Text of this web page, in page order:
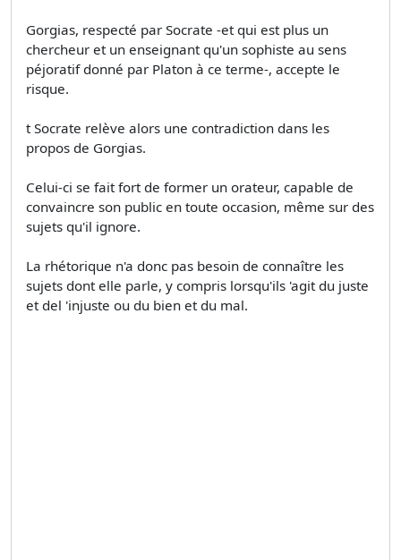
Gorgias, respecté par Socrate -et qui est plus un
chercheur et un enseignant qu'un sophiste au sens
péjoratif donné par Platon à ce terme-, accepte le
risque.
t Socrate relève alors une contradiction dans les
propos de Gorgias.
Celui-ci se fait fort de former un orateur, capable de
convaincre son public en toute occasion, même sur des
sujets qu'il ignore.
La rhétorique n'a donc pas besoin de connaître les
sujets dont elle parle, y compris lorsqu'ils 'agit du juste
et del 'injuste ou du bien et du mal.